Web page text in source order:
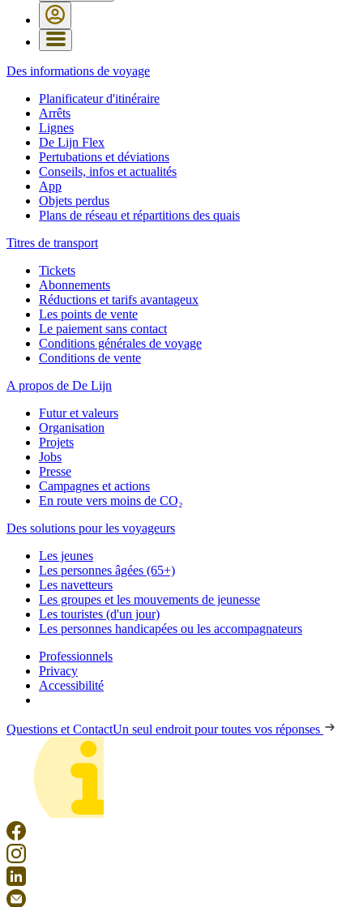
Des informations de voyage
Planificateur d'itinéraire
Arrêts
Lignes
De Lijn Flex
Pertubations et déviations
Conseils, infos et actualités
App
Objets perdus
Plans de réseau et répartitions des quais
Titres de transport
Tickets
Abonnements
Réductions et tarifs avantageux
Les points de vente
Le paiement sans contact
Conditions générales de voyage
Conditions de vente
A propos de De Lijn
Futur et valeurs
Organisation
Projets
Jobs
Presse
Campagnes et actions
En route vers moins de CO₂
Des solutions pour les voyageurs
Les jeunes
Les personnes âgées (65+)
Les navetteurs
Les groupes et les mouvements de jeunesse
Les touristes (d'un jour)
Les personnes handicapées ou les accompagnateurs
Professionnels
Privacy
Accessibilité
Questions et ContactUn seul endroit pour toutes vos réponses